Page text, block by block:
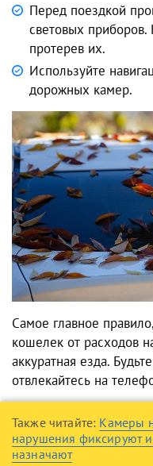
Перед поездкой
световых
протерев их.
Используйте
дорожных камер.
Самое главное
кошелек от расходов
аккуратная езда.
отвлекайтесь на
Также читайте: Камеры
нарушения фиксируют
назначают